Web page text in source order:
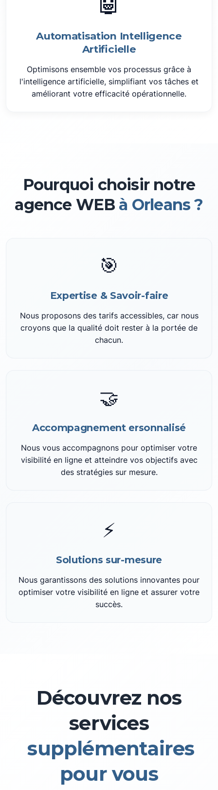
Automatisation Intelligence
Artificielle
Optimisons ensemble vos processus grâce à
l'intelligence artificielle, simplifiant vos tâches et
améliorant votre efficacité opérationnelle.
Pourquoi choisir notre
agence WEB à Orleans ?
🎯
Expertise & Savoir-faire
Nous proposons des tarifs accessibles, car nous
croyons que la qualité doit rester à la portée de
chacun.
🤝
Accompagnement ersonnalisé
Nous vous accompagnons pour optimiser votre
visibilité en ligne et atteindre vos objectifs avec
des stratégies sur mesure.
⚡
Solutions sur-mesure
Nous garantissons des solutions innovantes pour
optimiser votre visibilité en ligne et assurer votre
succès.
Découvrez nos
services
supplémentaires
pour vous